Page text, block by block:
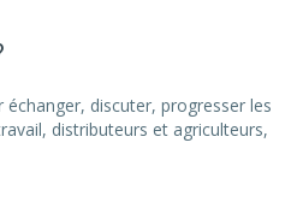
discuter, progresser les
distributeurs et agriculteurs,